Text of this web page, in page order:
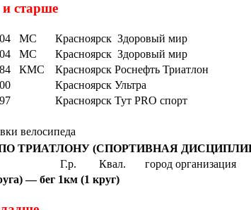
старше
МС Красноярск Здоровый мир
МС Красноярск Здоровый мир
КМС Красноярск Роснефть Триатлон
Красноярск Ультра
Красноярск Тут PRO спорт
велосипеда
ТРИАТЛОНУ (СПОРТИВНАЯ
Г.р. Квал. город организация
— бег 1км (1 круг)